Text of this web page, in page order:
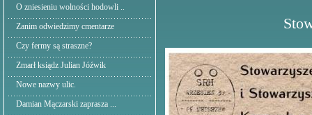
O zniesieniu wolności hodowli ..
Zanim odwiedzimy cmentarze
Czy fermy są straszne?
Zmarł ksiądz Julian Jóźwik
Nowe nazwy ulic.
Damian Mączarski zaprasza ...